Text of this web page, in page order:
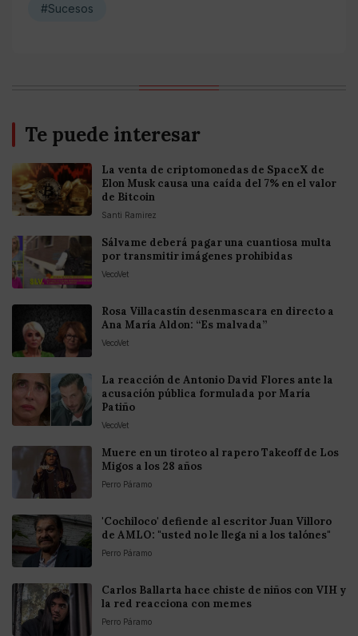
#Sucesos
Te puede interesar
La venta de criptomonedas de SpaceX de
Elon Musk causa una caída del 7% en el valor
de Bitcoin
Santi Ramirez
Sálvame deberá pagar una cuantiosa multa
por transmitir imágenes prohibidas
VecoVet
Rosa Villacastín desenmascara en directo a
Ana María Aldon: “Es malvada”
VecoVet
La reacción de Antonio David Flores ante la
acusación pública formulada por María
Patiño
VecoVet
Muere en un tiroteo al rapero Takeoff de Los
Migos a los 28 años
Perro Páramo
'Cochiloco' defiende al escritor Juan Villoro
de AMLO: "usted no le llega ni a los talónes"
Perro Páramo
Carlos Ballarta hace chiste de niños con VIH y
la red reacciona con memes
Perro Páramo